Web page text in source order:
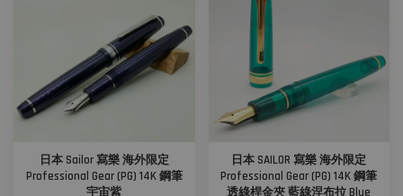
日本 Sailor 寫樂 海外限定
Professional Gear (PG) 14K 鋼筆
宇宙紫
日本 SAILOR 寫樂 海外限定
Professional Gear (PG) 14K 鋼筆
透綠桿金夾 藍綠涅布拉 Blue